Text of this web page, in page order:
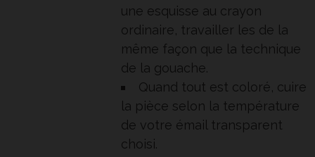
une esquisse au crayon
ordinaire, travailler les de la
même façon que la technique
de la gouache.
Quand tout est coloré, cuire
la pièce selon la température
de votre émail transparent
choisi.